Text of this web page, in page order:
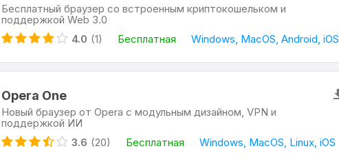
Бесплатный браузер со встроенным криптокошельком и
поддержкой Web 3.0
4.0 (1) Бесплатная Windows, MacOS, Android, iOS
Opera One
Новый браузер от Opera с модульным дизайном, VPN и
поддержкой ИИ
3.6 (20) Бесплатная Windows, MacOS, Linux, iOS